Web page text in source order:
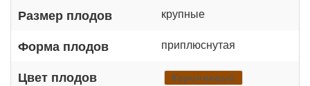
Размер плодов крупные
Форма плодов приплюснутая
Цвет плодов Коричневый